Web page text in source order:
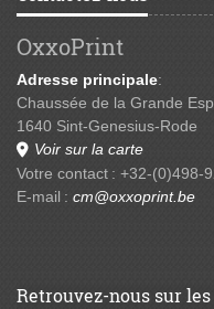
OxxoPrint
Adresse principale:
Chaussée de la Grande
1640 Sint-Genesius-Rode
Voir sur la carte
Votre contact : +32-(0)498-
E-mail : cm@oxxoprint.be
Retrouvez-nous sur